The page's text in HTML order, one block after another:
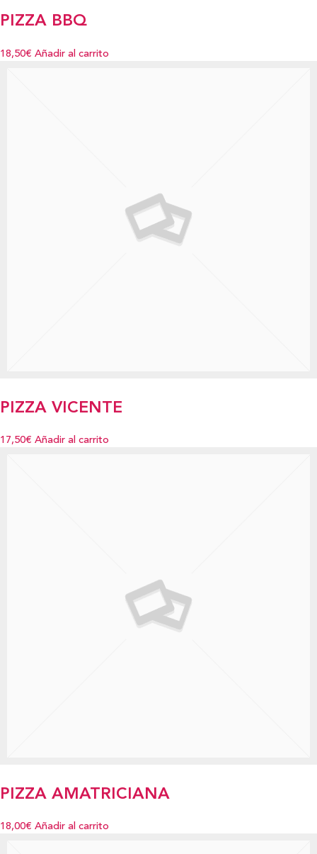
PIZZA BBQ
18,50€ Añadir al carrito
PIZZA VICENTE
17,50€ Añadir al carrito
PIZZA AMATRICIANA
18,00€ Añadir al carrito